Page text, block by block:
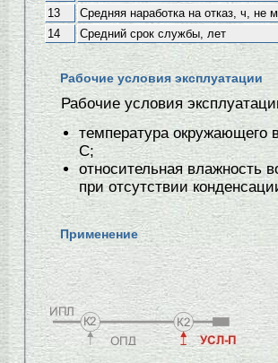
13
Средняя наработка на отказ, ч, не
14
Средний срок службы, лет
Рабочие условия эксплуатации
Рабочие условия
температура окружающего
С;
относительная влажность
при отсутствии
Применение